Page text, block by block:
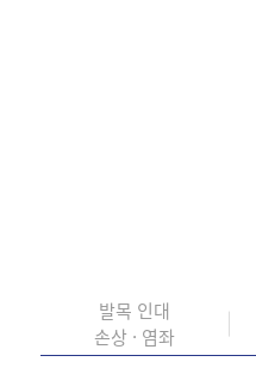
발목 인대
손상 · 염좌